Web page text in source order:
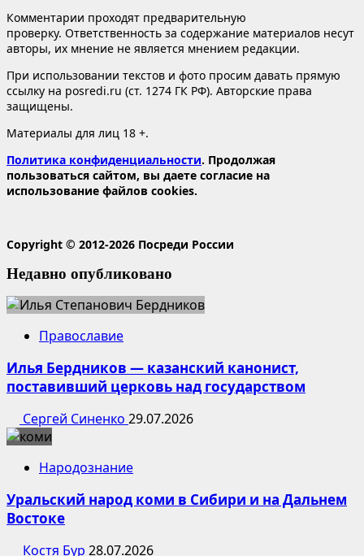
Комментарии проходят предварительную
проверку. Ответственность за содержание материалов несут
авторы, их мнение не является мнением редакции.
При использовании текстов и фото просим давать прямую
ссылку на posredi.ru (ст. 1274 ГК РФ). Авторские права
защищены.
Материалы для лиц 18 +.
Политика конфиденциальности. Продолжая
пользоваться сайтом, вы даете согласие на
использование файлов cookies.
Copyright © 2012-2026 Посреди России
Недавно опубликовано
Православие
Илья Бердников — казанский канонист,
поставивший церковь над государством
Сергей Синенко 29.07.2026
Народознание
Уральский народ коми в Сибири и на Дальнем
Востоке
Костя Бур 28.07.2026